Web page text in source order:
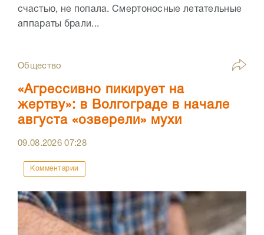
счастью, не попала. Смертоносные летательные
аппараты брали...
Общество
«Агрессивно пикирует на
жертву»: в Волгограде в начале
августа «озверели» мухи
09.08.202607:28
Комментарии